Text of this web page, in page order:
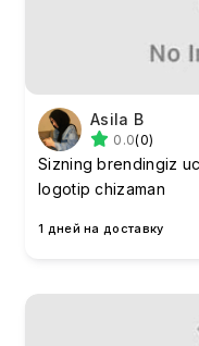
Asila B
0.0(0)
Sizning brendingiz
logotip chizaman
1 дней на доставку